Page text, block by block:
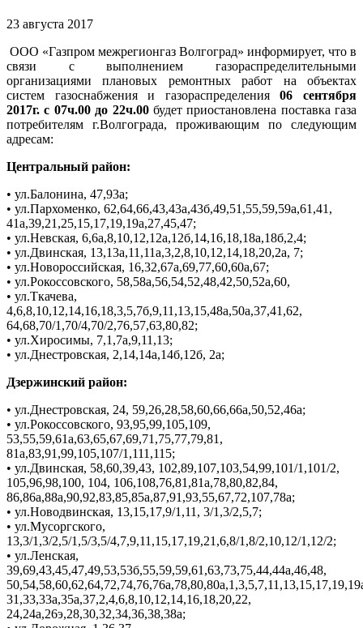
23 августа 2017
ООО «Газпром межрегионгаз Волгоград» информирует, что в
связи с выполнением газораспределительными
организациями плановых ремонтных работ на объектах
систем газоснабжения и газораспределения06 сентября
2017г. с 07ч.00 до 22ч.00будет приостановлена поставка газа
потребителям г.Волгограда, проживающим по следующим
адресам:
Центральный район:
• ул.Балонина, 47,93а;
• ул.Пархоменко, 62,64,66,43,43а,43б,49,51,55,59,59а,61,41,
41а,39,21,25,15,17,19,19а,27,45,47;
• ул.Невская, 6,6а,8,10,12,12а,12б,14,16,18,18а,18б,2,4;
• ул.Двинская, 13,13а,11,11а,3,2,8,10,12,14,18,20,2а, 7;
• ул.Новороссийская, 16,32,67а,69,77,60,60а,67;
• ул.Рокоссовского, 58,58а,56,54,52,48,42,50,52а,60,
• ул.Ткачева,
4,6,8,10,12,14,16,18,3,5,7б,9,11,13,15,48а,50а,37,41,62,
64,68,70/1,70/4,70/2,76,57,63,80,82;
• ул.Хиросимы, 7,1,7а,9,11,13;
• ул.Днестровская, 2,14,14а,14б,12б, 2а;
Дзержинский район:
• ул.Днестровская, 24, 59,26,28,58,60,66,66а,50,52,46а;
• ул.Рокоссовского, 93,95,99,105,109,
53,55,59,61а,63,65,67,69,71,75,77,79,81,
81а,83,91,99,105,107/1,111,115;
• ул.Двинская, 58,60,39,43, 102,89,107,103,54,99,101/1,101/2,
105,96,98,100, 104, 106,108,76,81,81а,78,80,82,84,
86,86а,88а,90,92,83,85,85а,87,91,93,55,67,72,107,78а;
• ул.Новодвинская, 13,15,17,9/1,11, 3/1,3/2,5,7;
• ул.Мусоргского,
13,3/1,3/2,5/1,5/3,5/4,7,9,11,15,17,19,21,6,8/1,8/2,10,12/1,12/2;
• ул.Ленская,
39,69,43,45,47,49,53,53б,55,59,59,61,63,73,75,44,44а,46,48,
31,33,33а,35а,37,2,4,6,8,10,12,14,16,18,20,22,
24,24а,26э,28,30,32,34,36,38,38а;